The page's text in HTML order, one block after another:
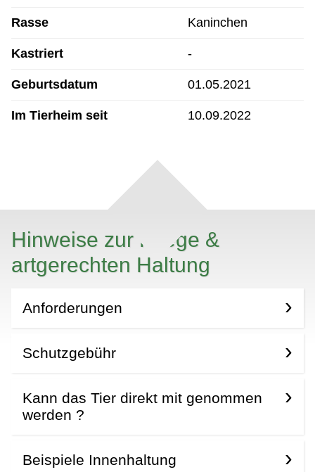
Rasse Kaninchen
Kastriert -
Geburtsdatum 01.05.2021
Im Tierheim seit 10.09.2022
Hinweise zur Pflege &
artgerechten Haltung
Anforderungen
Schutzgebühr
Kann das Tier direkt mit genommen
werden ?
Beispiele Innenhaltung